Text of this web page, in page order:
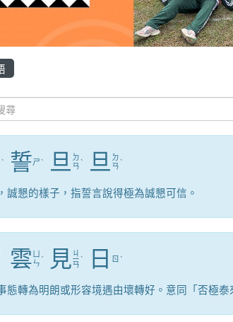
ˋ 誓ㄕˋ 旦
ㄉ
ㄢˋ 旦
ㄉ
ㄢˋ
誠懇的樣子，指誓言說得極為誠懇可信。
雲ㄣ ˊ 見 ㄐ
ㄧ
ㄢ
ˋ 日 ㄖ ˋ
態轉為明朗或形容境遇由壞轉好。意同「否極泰